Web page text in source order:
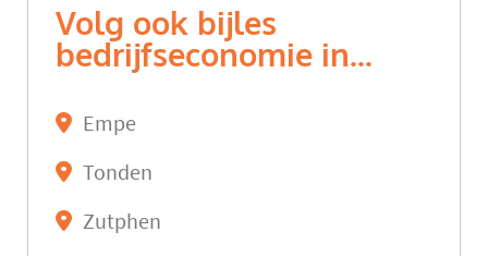
Volg ook bijles
bedrijfseconomie in...
Empe
Tonden
Zutphen